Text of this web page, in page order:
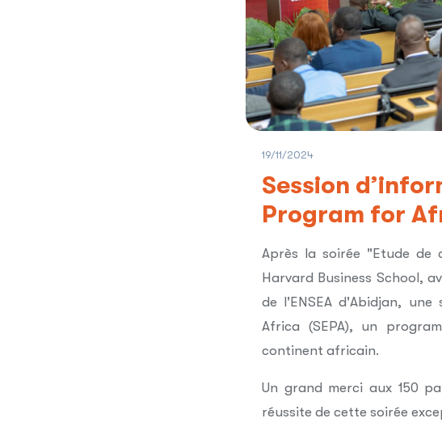
19/11/2024
Session
Program for
Après la soirée "Etude de
Harvard Business School,
de l'ENSEA d'Abidjan,
Africa (SEPA), un
continent africain.
Un grand merci aux 150
réussite de cette soirée